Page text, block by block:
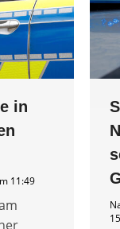
in
11:49